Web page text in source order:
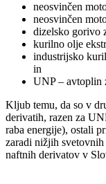
neosvinčen
neosvinčen
dizelsko gorivo
kurilno olje
industrijsko
in
UNP – avtoplin
Kljub temu, da so v
derivatih, razen za
raba energije), ostali
zaradi nižjih
naftnih derivatov v